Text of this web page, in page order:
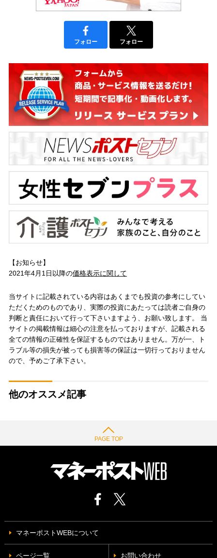
フォロー フォロー
【お知らせ】
2021年4月1日以降の価格表示に関して
当サイトに記載されている内容はあくまでも投資の参考にしてい
ただくためのものであり、実際の投資にあたっては読者ご自身の
判断と責任において行って下さいますよう、お願い致します。 当
サイトの掲載情報は細心の注意を払っておりますが、記載される
全ての情報の正確性を保証するものではありません。万が一、ト
ラブル等の損失が被っても損害等の保証は一切行っておりません
ので、予めご了承下さい。
他のオススメ記事
PAGE TOP
マネーポストWEBについて
ページ一覧 お問い合わせ